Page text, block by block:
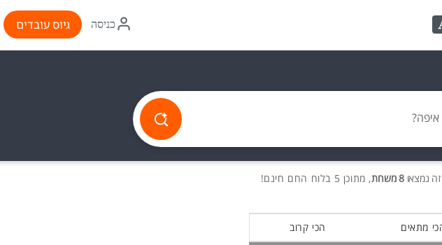
איקון
התחברות
כניסה גיוס עובדים
איפה?
זה נמצאו8 משרות , מתוכן 5 בלוח החם חינם!
מתאים הכי קרוב